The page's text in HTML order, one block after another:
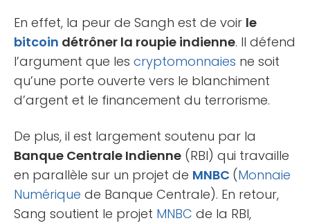
En effet, la peur de Sangh est de voir le
bitcoin détrôner la roupie indienne. Il défend
l’argument que les cryptomonnaies ne soit
qu’une porte ouverte vers le blanchiment
d’argent et le financement du terrorisme.
De plus, il est largement soutenu par la
Banque Centrale Indienne (RBI) qui travaille
en parallèle sur un projet de MNBC (Monnaie
Numérique de Banque Centrale). En retour,
Sang soutient le projet MNBC de la RBI,